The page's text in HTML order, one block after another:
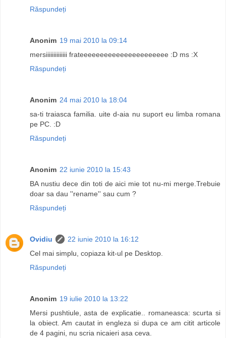
Răspundeți
Anonim 19 mai 2010 la 09:14
mersiiiiiiiiiiiiii frateeeeeeeeeeeeeeeeeeeeee :D ms :X
Răspundeți
Anonim 24 mai 2010 la 18:04
sa-ti traiasca familia. uite d-aia nu suport eu limba romana
pe PC. :D
Răspundeți
Anonim 22 iunie 2010 la 15:43
BA nustiu dece din toti de aici mie tot nu-mi merge.Trebuie
doar sa dau ''rename'' sau cum ?
Răspundeți
Ovidiu
22 iunie 2010 la 16:12
Cel mai simplu, copiaza kit-ul pe Desktop.
Răspundeți
Anonim 19 iulie 2010 la 13:22
Mersi pushtiule, asta de explicatie.. romaneasca: scurta si
la obiect. Am cautat in engleza si dupa ce am citit articole
de 4 pagini, nu scria nicaieri asa ceva.